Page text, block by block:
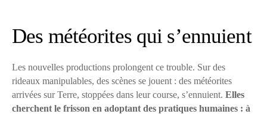
Des météorites qui s’ennuient
Les nouvelles productions prolongent ce trouble. Sur des
rideaux manipulables, des scènes se jouent : des météorites
arrivées sur Terre, stoppées dans leur course, s’ennuient. Elles
cherchent le frisson en adoptant des pratiques humaines : à